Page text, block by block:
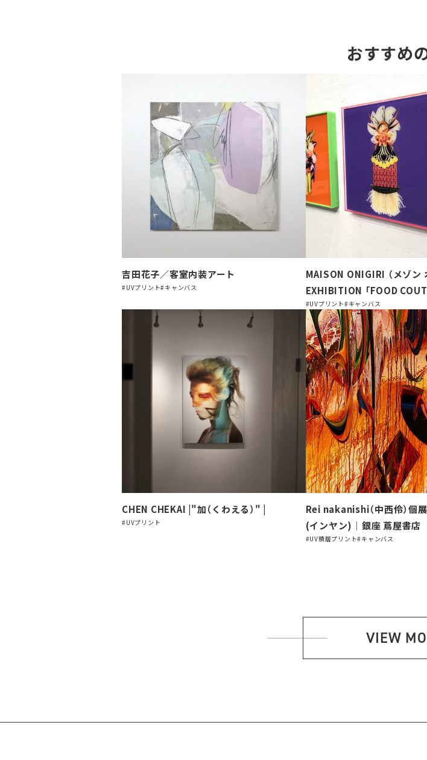
おすすめ
吉田花子／客室内装アート
#UVプリント#キャンバス
MAISON ONIGIRI （メゾン
EXHIBITION 「FOOD
#UVプリント#キャンバス
CHEN CHEKAI |"加（くわえる）" |
#UVプリント
Rei nakanishi（中⻄伶）個
(インヤン)｜銀座 蔦屋書店
#UV積層プリント#キャンバス
VIEW